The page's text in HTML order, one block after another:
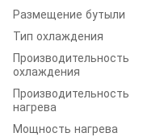
Размещение бутыли
Тип охлаждения
Производительность
охлаждения
Производительность
нагрева
Мощность нагрева